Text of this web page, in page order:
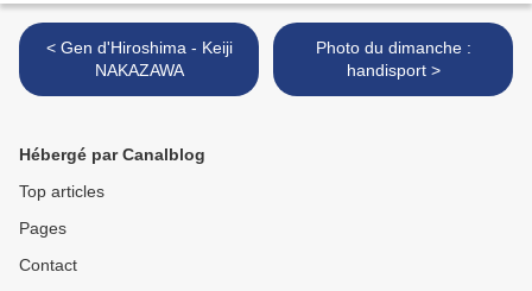
< Gen d'Hiroshima - Keiji
NAKAZAWA
Photo du dimanche :
handisport >
Hébergé par Canalblog
Top articles
Pages
Contact